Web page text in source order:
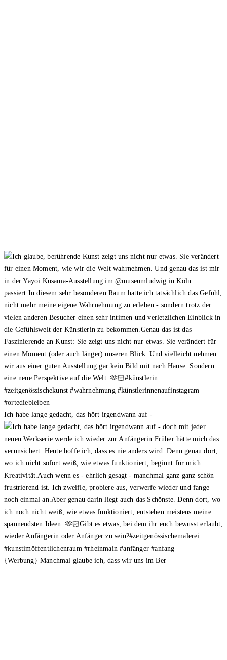
Ich habe lange gedacht, das hört irgendwann auf -
{Werbung} Manchmal glaube ich, dass wir uns im Ber